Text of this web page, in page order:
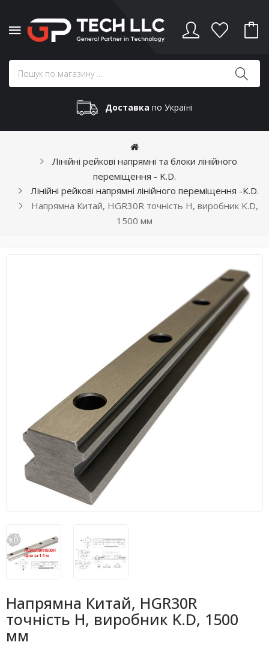
Доставка по Україні
Лінійні рейкові напрямні та блоки лінійного
переміщення - K.D.
Лінійні рейкові напрямні лінійного переміщення -K.D.
Напрямна Китай, HGR30R точність H, виробник K.D,
1500 мм
Напрямна Китай, HGR30R
точність H, виробник K.D, 1500
мм